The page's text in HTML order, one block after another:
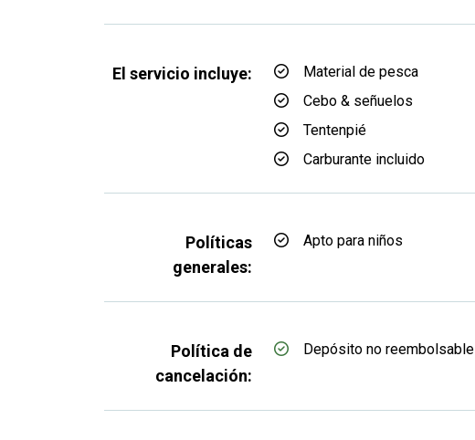
El servicio incluye: Material de pesca
Cebo & señuelos
Tentenpié
Carburante incluido
Políticas
generales:
Apto para niños
Política de
cancelación:
Depósito no reembolsable